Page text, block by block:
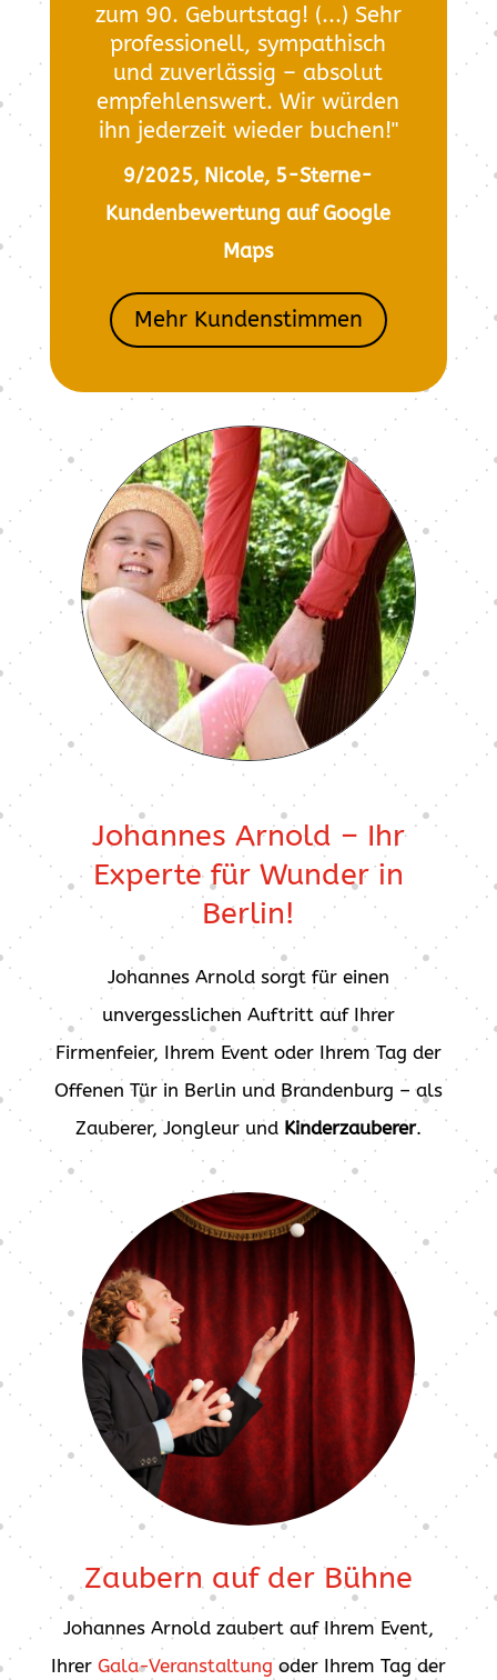
zum 90. Geburtstag! (...) Sehr
professionell, sympathisch
und zuverlässig – absolut
empfehlenswert. Wir würden
ihn jederzeit wieder buchen!"
9/2025, Nicole, 5-Sterne-
Kundenbewertung auf Google
Maps
Mehr Kundenstimmen
Johannes Arnold – Ihr
Experte für Wunder in
Berlin!
Johannes Arnold sorgt für einen
unvergesslichen Auftritt auf Ihrer
Firmenfeier, Ihrem Event oder Ihrem Tag der
Offenen Tür in Berlin und Brandenburg – als
Zauberer, Jongleur und Kinderzauberer.
Zaubern auf der Bühne
Johannes Arnold zaubert auf Ihrem Event,
Ihrer Gala-Veranstaltungoder Ihrem Tag der